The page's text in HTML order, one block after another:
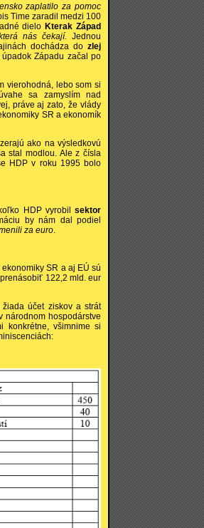
zaplatilo za pomoc
Time zaradil medzi 100
dieloKterak Západ
nás čekají.
Jednou
dochádza do zlej
Západu začal po
vierohodná, lebo som si
sa zamyslím nad
práve aj zato, že vlády
SR a ekonomík
ako na výsledkovú
stal modlou. Ale z čísla
HDP v roku 1995 bolo
HDP vyrobilsektor
by nám dal podiel
za euro.
SR a aj EÚ sú
122,2 mld. eur
účet ziskov a strát
národnom hospodárstve
konkrétne, všimnime si